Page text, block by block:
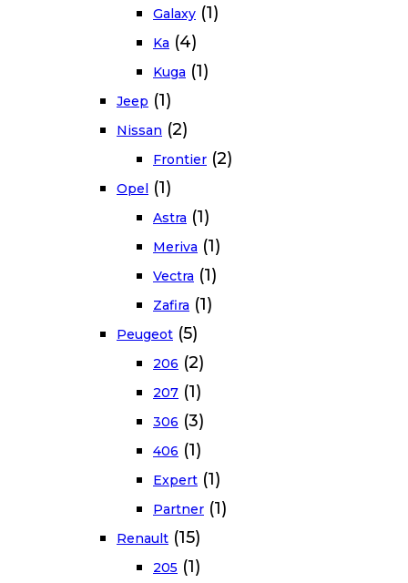
Galaxy (1)
Ka (4)
Kuga (1)
Jeep (1)
Nissan (2)
Frontier (2)
Opel (1)
Astra (1)
Meriva (1)
Vectra (1)
Zafira (1)
Peugeot (5)
206 (2)
207 (1)
306 (3)
406 (1)
Expert (1)
Partner (1)
Renault (15)
205 (1)